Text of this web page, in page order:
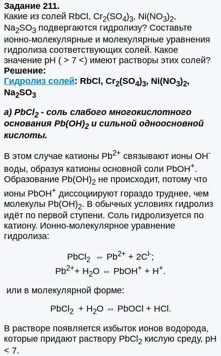
Задание 211.
Какие из солей RbCl, Сr2(SО4)3, Ni(NО3)2,
Na2SO3 подвергаются гидролизу? Составьте
ионно-молекулярные и молекулярные уравнения
гидролиза соответствующих солей. Какое
значение рН ( > 7 <) имеют растворы этих солей?
Решение:
Гидролиз солей: RbCl, Сr2(SО4)3, Ni(NО3)2,
Na2SO3
а) PbСl2- соль слабого многокислотного
основания Pb(OH)2и сильной одноосновной
кислоты.
В этом случае катионы Pb2+ связывают ионы ОН-
воды, образуя катионы основной соли PbOH+.
Образование Pb(OH)2 не происходит, потому что
ионы PbOH+ диссоциируют гораздо труднее, чем
молекулы Pb(OH)2. В обычных условиях гидролиз
идёт по первой ступени. Соль гидролизуется по
катиону. Ионно-молекулярное уравнение
гидролиза:
PbCl 2 ⇔ Pb2+ + 2Cl-;
Pb2++ H2O ⇔ PbOH+ + H+.
или в молекулярной форме:
PbCl 2+ Н2О ⇔ PbOCl + HCl.
В растворе появляется избыток ионов водорода,
которые придают раствору PbCl 2 кислую среду, рН
< 7.